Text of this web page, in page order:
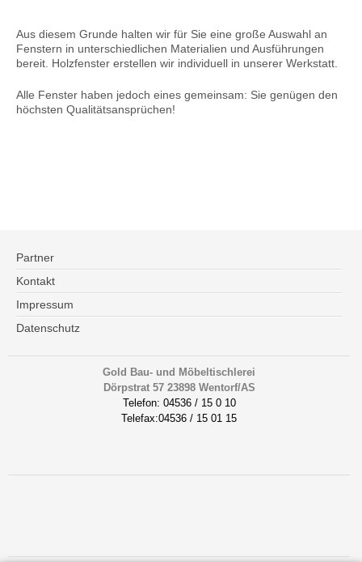
Aus diesem Grunde halten wir für Sie eine große Auswahl an
Fenstern in unterschiedlichen Materialien und Ausführungen
bereit. Holzfenster erstellen wir individuell in unserer Werkstatt.
Alle Fenster haben jedoch eines gemeinsam: Sie genügen den
höchsten Qualitätsansprüchen!
Partner
Kontakt
Impressum
Datenschutz
Gold Bau- und Möbeltischlerei
Dörpstrat 57 23898 Wentorf/AS
Telefon: 04536 / 15 0 10
Telefax:04536 / 15 01 15